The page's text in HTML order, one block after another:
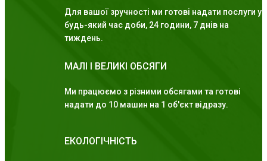
Для вашої зручності ми готові надати послуги у
будь-який час доби, 24 години, 7 днів на
тиждень.
МАЛІ І ВЕЛИКІ ОБСЯГИ
Ми працюємо з різними обсягами та готові
надати до 10 машин на 1 об'єкт відразу.
ЕКОЛОГІЧНІСТЬ